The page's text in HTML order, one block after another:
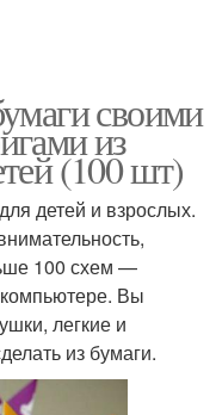
своими
из
(100 шт)
детей и взрослых.
100 схем —
Вы
легкие и
из бумаги.